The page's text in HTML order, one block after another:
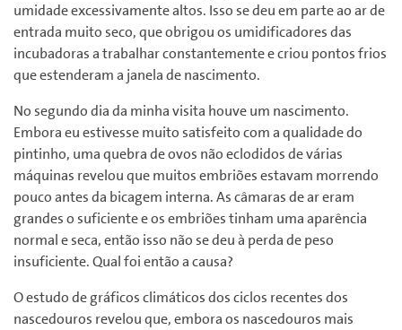
umidade excessivamente altos. Isso se deu em parte ao ar de
entrada muito seco, que obrigou os umidificadores das
incubadoras a trabalhar constantemente e criou pontos frios
que estenderam a janela de nascimento.
No segundo dia da minha visita houve um nascimento.
Embora eu estivesse muito satisfeito com a qualidade do
pintinho, uma quebra de ovos não eclodidos de várias
máquinas revelou que muitos embriões estavam morrendo
pouco antes da bicagem interna. As câmaras de ar eram
grandes o suficiente e os embriões tinham uma aparência
normal e seca, então isso não se deu à perda de peso
insuficiente. Qual foi então a causa?
O estudo de gráficos climáticos dos ciclos recentes dos
nascedouros revelou que, embora os nascedouros mais